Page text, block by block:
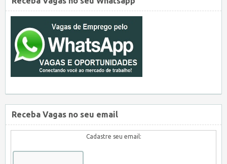
Receba Vagas no seu email
Cadastre seu email: